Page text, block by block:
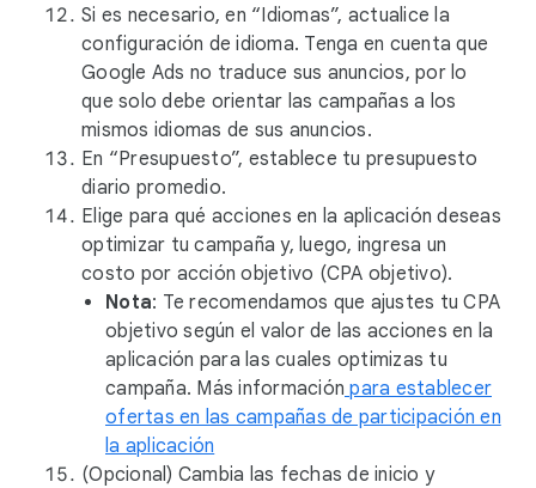
Si es necesario, en “Idiomas”, actualice la
configuración de idioma. Tenga en cuenta que
Google Ads no traduce sus anuncios, por lo
que solo debe orientar las campañas a los
mismos idiomas de sus anuncios.
En “Presupuesto”, establece tu presupuesto
diario promedio.
Elige para qué acciones en la aplicación deseas
optimizar tu campaña y, luego, ingresa un
costo por acción objetivo (CPA objetivo).
Nota: Te recomendamos que ajustes tu CPA
objetivo según el valor de las acciones en la
aplicación para las cuales optimizas tu
campaña. Más información para establecer
ofertas en las campañas de participación en
la aplicación
(Opcional) Cambia las fechas de inicio y